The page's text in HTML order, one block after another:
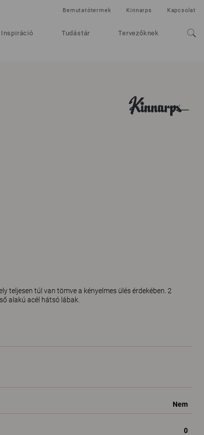
Inspiráció Tudástár Tervezőknek
Bemutatótermek Kinnarps Kapcsolat
teljesen túl van tömve a kényelmes ülés érdekében. 2
alakú acél hátsó lábak.
Nem
0